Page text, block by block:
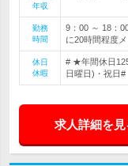
年収
勤務
時間
9：00 ～ 18：
に20時間程度
休日
休暇
# ★年間休日
日曜日)・祝日
求人詳細を見